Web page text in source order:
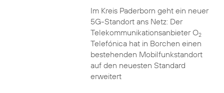
Im Kreis Paderborn geht ein neuer
5G-Standort ans Netz: Der
Telekommunikationsanbieter O2
Telefónica hat in Borchen einen
bestehenden Mobilfunkstandort
auf den neuesten Standard
erweitert